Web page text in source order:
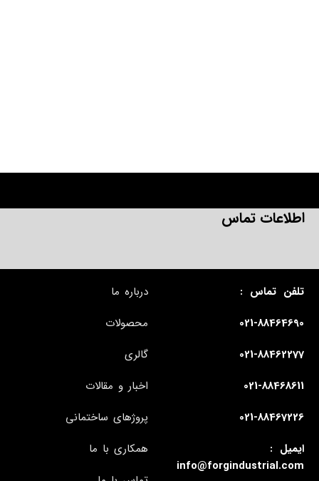
اطلاعات تماس
تلفن تماس :
021-88464690
021-88462277
021-88468611
021-88467226
ایمیل :
info@forgindustrial.com
درباره ما
محصولات
گالری
اخبار و مقالات
پروژهای ساختمانی
همکاری با ما